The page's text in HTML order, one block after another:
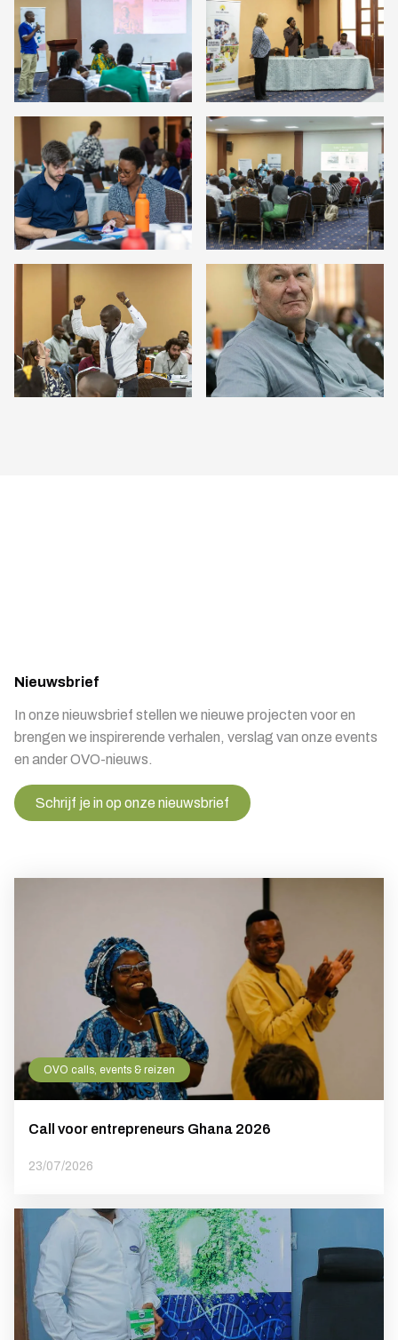
Nieuwsbrief
In onze nieuwsbrief stellen we nieuwe projecten voor en
brengen we inspirerende verhalen, verslag van onze events
en ander OVO-nieuws.
Schrijf je in op onze nieuwsbrief
OVO calls, events & reizen
Call voor entrepreneurs Ghana 2026
23/07/2026